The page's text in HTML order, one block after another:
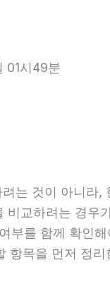
01시49분
는 것이 아니
교하려는 경
를 함께 확인
목을 먼저 정